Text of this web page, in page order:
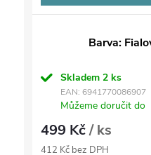
Barva:
Skladem 2 ks
EAN: 6941770086907
Můžeme doručit do
499 Kč/ ks
412 Kč bez DPH